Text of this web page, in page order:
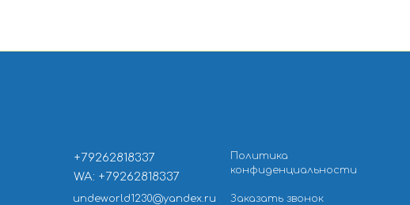
Политика
конфиденциальности
Заказать звонок
undeworld1230@yandex.ru
+79262818337
WA: +79262818337